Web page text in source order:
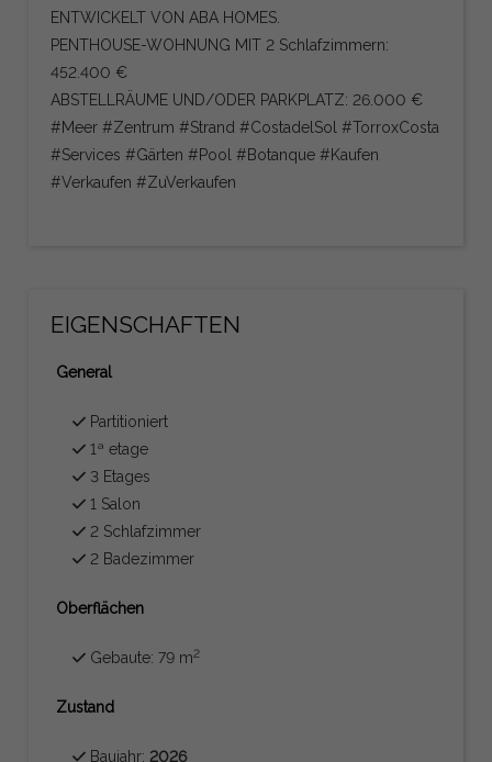
ENTWICKELT VON ABA HOMES.
PENTHOUSE-WOHNUNG MIT 2 Schlafzimmern:
452.400 €
ABSTELLRÄUME UND/ODER PARKPLATZ: 26.000 €
#Meer #Zentrum #Strand #CostadelSol #TorroxCosta
#Services #Gärten #Pool #Botanque #Kaufen
#Verkaufen #ZuVerkaufen
EIGENSCHAFTEN
General
Partitioniert
1ª etage
3 Etages
1 Salon
2 Schlafzimmer
2 Badezimmer
Oberflächen
Gebaute: 79 m2
Zustand
Baujahr: 2026